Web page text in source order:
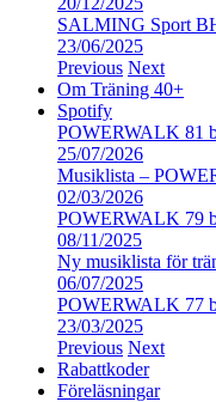
SALMING Sport
23/06/2025
Previous Next
Om Träning 40+
Spotify
POWERWALK 81
25/07/2026
Musiklista –
02/03/2026
POWERWALK 79
08/11/2025
Ny musiklista för
06/07/2025
POWERWALK 77
23/03/2025
Previous Next
Rabattkoder
Föreläsningar